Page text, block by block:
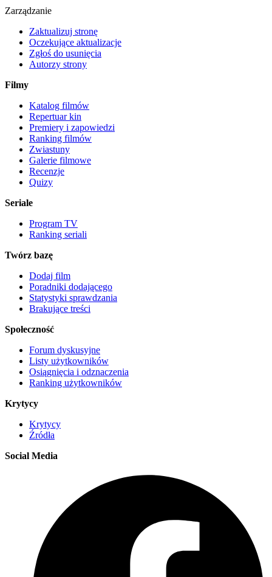
Zarządzanie
Zaktualizuj stronę
Oczekujące aktualizacje
Zgłoś do usunięcia
Autorzy strony
Filmy
Katalog filmów
Repertuar kin
Premiery i zapowiedzi
Ranking filmów
Zwiastuny
Galerie filmowe
Recenzje
Quizy
Seriale
Program TV
Ranking seriali
Twórz bazę
Dodaj film
Poradniki dodającego
Statystyki sprawdzania
Brakujące treści
Społeczność
Forum dyskusyjne
Listy użytkowników
Osiągnięcia i odznaczenia
Ranking użytkowników
Krytycy
Krytycy
Źródła
Social Media